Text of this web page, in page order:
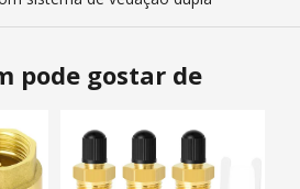
pode gostar de